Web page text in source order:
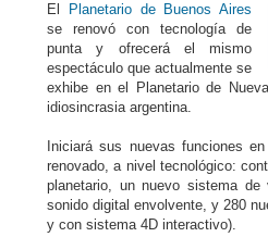
El
Planetario de Buenos Aires
se renovó con tecnología de
punta y ofrecerá el mismo
espectáculo que actualmente se
exhibe en el Planetario de
idiosincrasia argentina.
Iniciará sus nuevas funciones
renovado, a nivel tecnológico:
planetario, un nuevo sistema de
sonido digital envolvente, y 280
y con sistema 4D interactivo).